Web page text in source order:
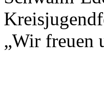
„Wir